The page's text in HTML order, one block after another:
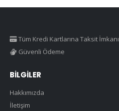
Tüm Kredi Kartlarına Taksit İmkanı
Güvenli Ödeme
BILGILER
Hakkımızda
İletişim